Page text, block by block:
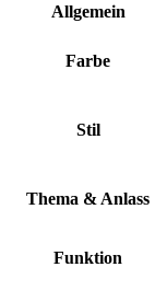
Allgemein
Farbe
Stil
Thema & Anlass
Funktion